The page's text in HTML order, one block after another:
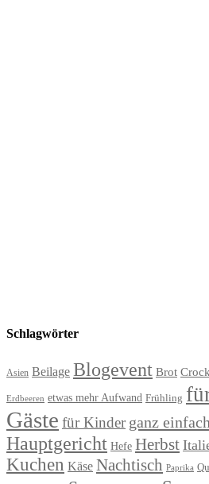
Schlagwörter
Asien Beilage Blogevent Brot
Erdbeeren etwas mehr Aufwand Frühling
Gäste für Kinder ganz einfach
Hauptgericht Hefe Herbst
Kuchen Käse Nachtisch Paprika